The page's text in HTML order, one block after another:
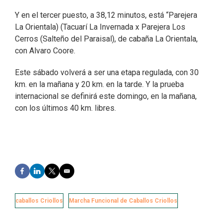
Y en el tercer puesto, a 38,12 minutos, está “Parejera
La Orientala) (Tacuarí La Invernada x Parejera Los
Cerros (Salteño del Paraisal), de cabaña La Orientala,
con Alvaro Coore.
Este sábado volverá a ser una etapa regulada, con 30
km. en la mañana y 20 km. en la tarde. Y la prueba
internacional se definirá este domingo, en la mañana,
con los últimos 40 km. libres.
F
a
e
b
L
i
k
e
T
w
t
t
E
m
caballos Criollos Marcha Funcional de Caballos Criollos